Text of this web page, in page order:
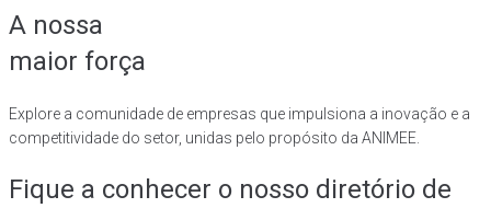
A nossa
maior força
Explore a comunidade de empresas que impulsiona a inovação e a
competitividade do setor, unidas pelo propósito da ANIMEE.
Fique a conhecer o nosso diretório de